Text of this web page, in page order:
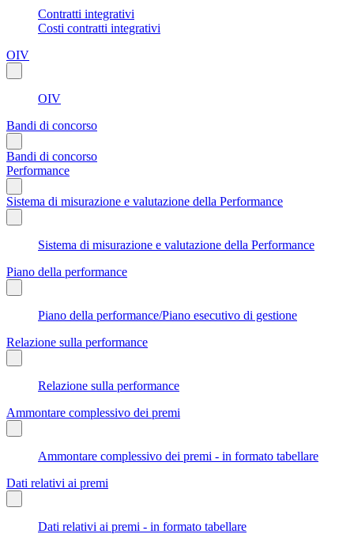
Contratti integrativi
Costi contratti integrativi
OIV
OIV
Bandi di concorso
Bandi di concorso
Performance
Sistema di misurazione e valutazione della Performance
Sistema di misurazione e valutazione della Performance
Piano della performance
Piano della performance/Piano esecutivo di gestione
Relazione sulla performance
Relazione sulla performance
Ammontare complessivo dei premi
Ammontare complessivo dei premi - in formato tabellare
Dati relativi ai premi
Dati relativi ai premi - in formato tabellare